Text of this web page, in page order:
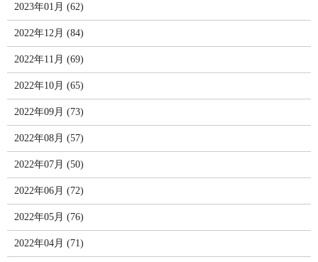
2023年01月 (62)
2022年12月 (84)
2022年11月 (69)
2022年10月 (65)
2022年09月 (73)
2022年08月 (57)
2022年07月 (50)
2022年06月 (72)
2022年05月 (76)
2022年04月 (71)